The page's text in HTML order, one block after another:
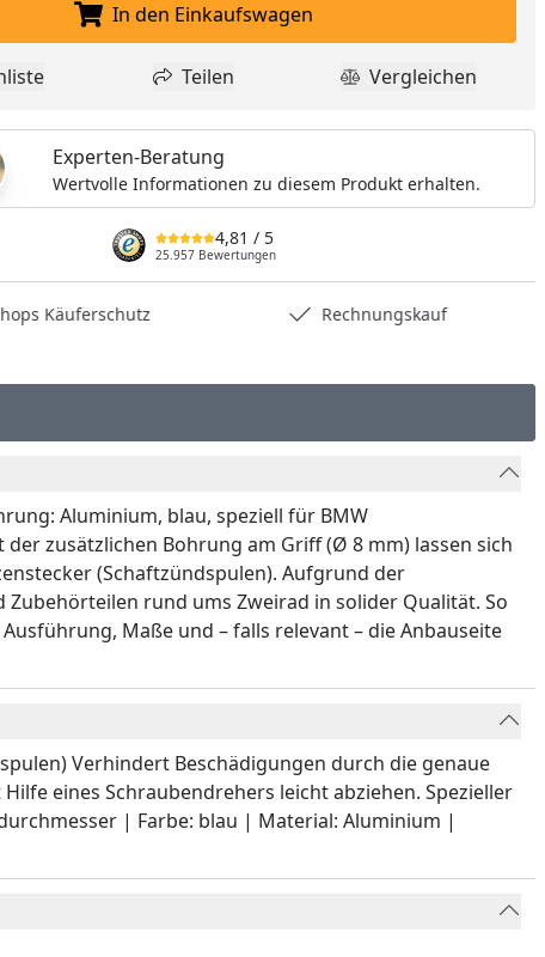
In den Einkaufswagen legen
In den Einkaufswagen
zur Wunschliste hinzufügen
Teilen
Teilen Produkt
Vergleichen
Experten-Beratung
Wertvolle Informationen zu diesem Produkt erhalten.
4,81 / 5
25.957 Bewertungen
Käuferschutz Rechnungskauf
Aluminium, blau, speziell für BMW
zusätzlichen Bohrung am Griff (Ø 8 mm) lassen sich
(Schaftzündspulen). Aufgrund der
Zubehörteilen rund ums Zweirad in solider Qualität. So
Maße und – falls relevant – die Anbauseite
Verhindert Beschädigungen durch die genaue
eines Schraubendrehers leicht abziehen. Spezieller
| Farbe: blau | Material: Aluminium |